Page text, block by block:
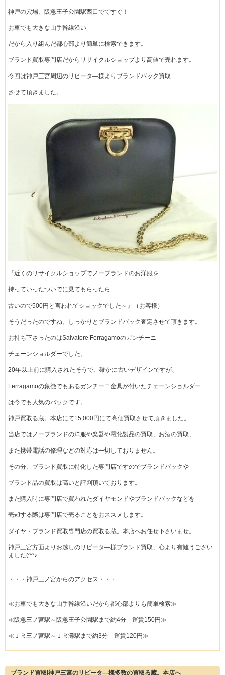
神戸の穴場、阪急王子公園駅西口でてすぐ！
お車でも大きな山手幹線沿い
だから入り組んだ都心部より簡単に検索できます。
ブランド買取専門店だからリサイクルショップより高値で売れます。
今回は神戸三宮周辺のリピータ―様よりブランドバック買取
させて頂きました。
『近くのリサイクルショップでノーブランドのお洋服を
持っていったついでに見てもらったら
古いので500円と言われてショックでした～』（お客様）
そうだったのですね。しっかりとブランドバック査定させて頂きます。
お持ち下さったのはSalvatore Ferragamoのガンチーニ
チェーンショルダーでした。
20年以上前に購入されたそうで、確かに古いデザインですが、
Ferragamoの象徴でもあるガンチーニ金具が付いたチェーンショルダー
は今でも人気のバックです。
神戸買取る蔵。本店にて15,000円にて高価買取させて頂きました。
当店ではノーブランドの洋服や楽器や電化製品の買取、お酒の買取、
また携帯電話の修理などの対応は一切しておりません。
その分、ブランド買取に特化した専門店ですのでブランドバックや
ブランド品の買取は高いと評判頂いております。
また購入時に専門店で買われたダイヤモンドやブランドバックなどを
売却する際は専門店で売ることをおススメします。
ダイヤ・ブランド買取専門店の買取る蔵。本店へお任せ下さいませ。
神戸三宮方面よりお越しのリピータ―様ブランド買取、心より有難うござい
ました(^^♪
・・・神戸三ノ宮からのアクセス・・・
≪お車でも大きな山手幹線沿いだから都心部よりも簡単検索≫
≪阪急三ノ宮駅～阪急王子公園駅まで約4分 運賃150円≫
≪ＪＲ三ノ宮駅～ＪＲ灘駅まで約3分 運賃120円≫
ブランド買取|神戸三宮のリピータ―様多数の買取る蔵。本店へ